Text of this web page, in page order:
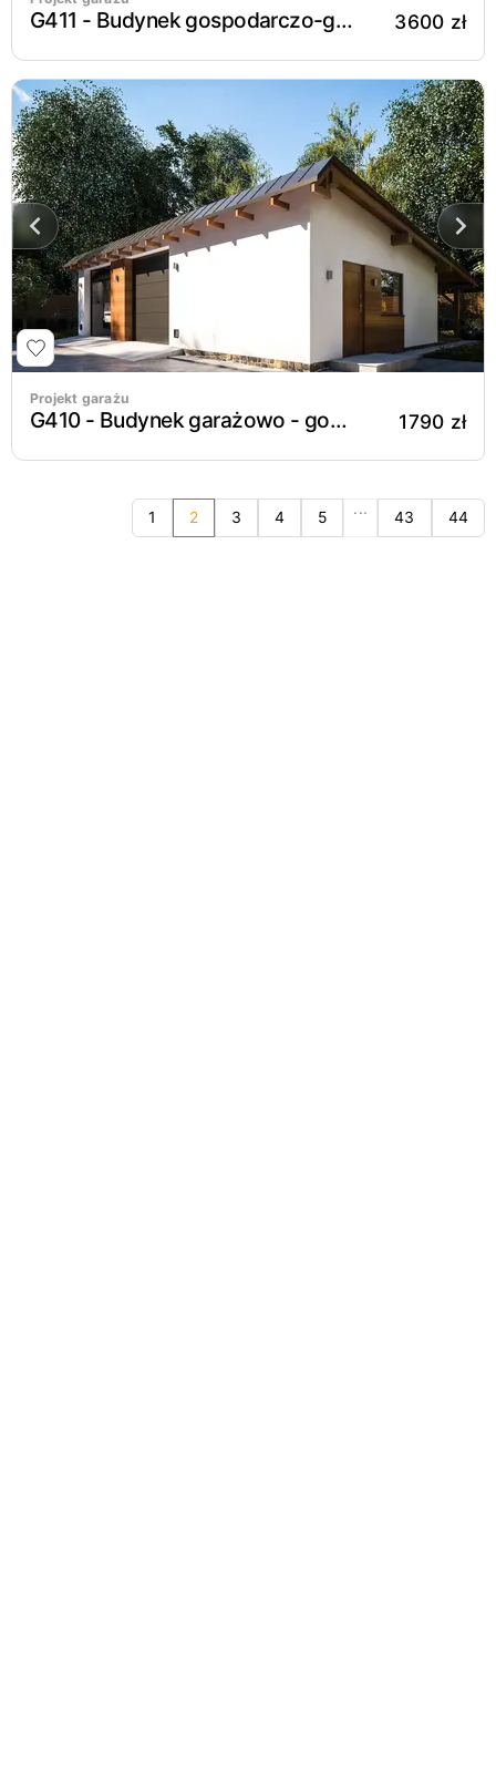
G411 - Budynek gospodarczo-garażowy 3600 zł
Projekt garażu
G410 - Budynek garażowo - gospodarczy 1790 zł
1 2 3 4 5 ... 43 44